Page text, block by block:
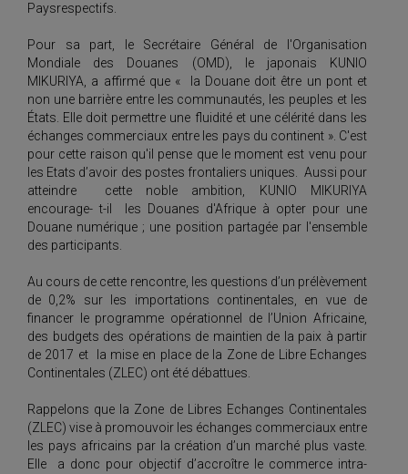
Paysrespectifs.
Pour sa part, le Secrétaire Général de l'Organisation
Mondiale des Douanes (OMD), le japonais KUNIO
MIKURIYA, a affirmé que « la Douane doit être un pont et
non une barrière entre les communautés, les peuples et les
États. Elle doit permettre une fluidité et une célérité dans les
échanges commerciaux entre les pays du continent ». C'est
pour cette raison qu'il pense que le moment est venu pour
les Etats d’avoir des postes frontaliers uniques. Aussi pour
atteindre cette noble ambition, KUNIO MIKURIYA
encourage- t-il les Douanes d'Afrique à opter pour une
Douane numérique ; une position partagée par l'ensemble
des participants.
Au cours de cette rencontre, les questions d’un prélèvement
de 0,2% sur les importations continentales, en vue de
financer le programme opérationnel de l’Union Africaine,
des budgets des opérations de maintien de la paix à partir
de 2017 et la mise en place de la Zone de Libre Echanges
Continentales (ZLEC) ont été débattues.
Rappelons que la Zone de Libres Echanges Continentales
(ZLEC) vise à promouvoir les échanges commerciaux entre
les pays africains par la création d’un marché plus vaste.
Elle a donc pour objectif d’accroître le commerce intra-